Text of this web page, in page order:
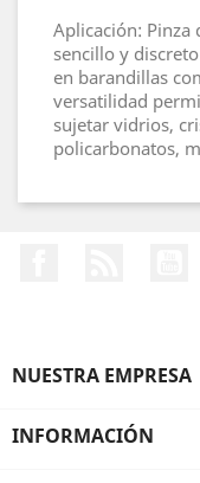
Aplicación: Pinza
sencillo y
en barandillas
versatilidad
sujetar vidrios,
policarbonatos,
NUESTRA EMPRESA
INFORMACIÓN